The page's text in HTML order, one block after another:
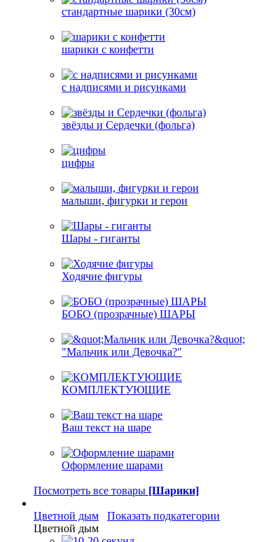
стандартные шарики (30см)
шарики с конфетти
с надписями и рисунками
звёзды и Сердечки (фольга)
цифры
малыши, фигурки и герои
Шары - гиганты
Ходячие фигуры
БОБО (прозрачные) ШАРЫ
"Мальчик или Девочка?"
КОМПЛЕКТУЮЩИЕ
Ваш текст на шаре
Оформление шарами
Посмотреть все товары [Шарики]
Цветной дым
Показать подкатегории
Цветной дым